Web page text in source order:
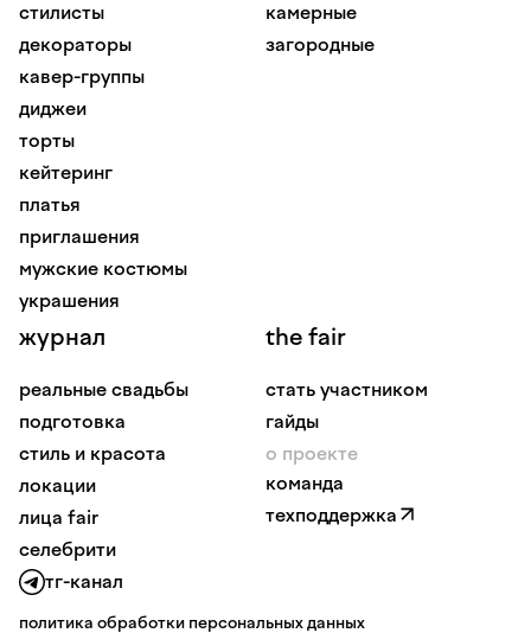
стилисты
декораторы
кавер-группы
диджеи
торты
кейтеринг
платья
приглашения
мужские костюмы
украшения
камерные
загородные
журнал
реальные свадьбы
подготовка
стиль и красота
локации
лица fair
селебрити
the fair
стать участником
гайды
о проекте
команда
техподдержка
тг-канал
политика обработки персональных данных